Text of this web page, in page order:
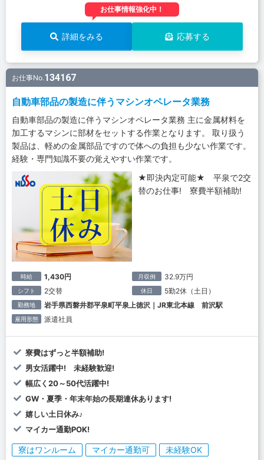
お仕事情報強化中！
詳細をみる 応募する
お仕事No.134167
自動車部品の製造に伴うマシンオペレータ業務
自動車部品の製造に伴うマシンオペレータ業務 主に金属材料を
加工するマシンに部材をセットする作業となります。 取り扱う
製品は、軽めの金属部品ですので体への負担も少ない作業です。
経験・専門知識不要の覚えやすい作業です。
★即決内定可能★ 平泉で2交
替のお仕事! 寮費半額補助!
時給 1,430円 月収例 32.9万円
シフト 2交替 休日 5勤2休（土日）
勤務地 岩手県西磐井郡平泉町平泉上徳沢｜JR東北本線 前沢駅
雇用形態 派遣社員
寮費はずっと半額補助!
男女活躍中! 未経験歓迎!
幅広く20～50代活躍中!
GW・夏季・年末年始の長期連休あります!
嬉しい土日休み♪
マイカー通勤POK!
寮はワンルーム マイカー通勤可 未経験OK